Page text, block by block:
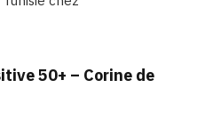
50+ – Corine de